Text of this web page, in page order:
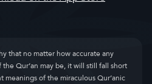
that no matter how accurate any
Qur’an may be, it will still fall short
of the miraculous Qur’anic